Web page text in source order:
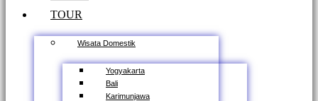
TOUR
Wisata Domestik
Yogyakarta
Bali
Karimunjawa